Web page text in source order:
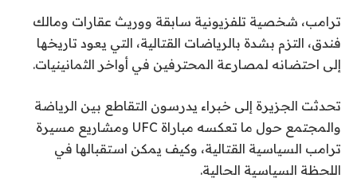
م
ن
3
ن
ا
ص
ر
ا
ل
ق
ئ
م
ة
ترامب، شخصية تلفزيونية سابقة ووريث عقارات ومالك
فندق، التزم بشدة بالرياضات القتالية، التي يعود تاريخها
إلى احتضانه لمصارعة المحترفين في أواخر الثمانينيات.
تحدثت الجزيرة إلى خبراء يدرسون التقاطع بين الرياضة
والمجتمع حول ما تعكسه مباراة UFC ومشاريع مسيرة
ترامب السياسية القتالية، وكيف يمكن استقبالها في
اللحظة السياسية الحالية.